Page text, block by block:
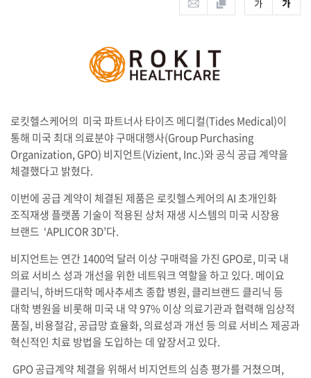
로킷헬스케어의 미국 파트너사 타이즈 메디컬(Tides Medical)이
통해 미국 최대 의료분야 구매대행사(Group Purchasing
Organization, GPO) 비지언트(Vizient, Inc.)와 공식 공급 계약을
체결했다고 밝혔다.
이번에 공급 계약이 체결된 제품은 로킷헬스케어의 AI 초개인화
조직재생 플랫폼 기술이 적용된 상처 재생 시스템의 미국 시장용
브랜드 ‘APLICOR 3D’다.
비지언트는 연간 1400억 달러 이상 구매력을 가진 GPO로, 미국 내
의료 서비스 성과 개선을 위한 네트워크 역할을 하고 있다. 메이요
클리닉, 하버드대학 메사추세츠 종합 병원, 클리브랜드 클리닉 등
대학 병원을 비롯해 미국 내 약 97% 이상 의료기관과 협력해 임상적
품질, 비용절감, 공급망 효율화, 의료성과 개선 등 의료 서비스 제공과
혁신적인 치료 방법을 도입하는 데 앞장서고 있다.
GPO 공급계약 체결을 위해서 비지언트의 심층 평가를 거쳤으며,